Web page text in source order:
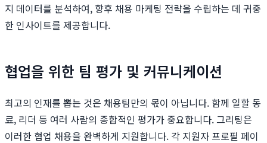
지 데이터를 분석하여, 향후 채용 마케팅 전략을 수립하는 데 귀중
한 인사이트를 제공합니다.
협업을 위한 팀 평가 및 커뮤니케이션
최고의 인재를 뽑는 것은 채용팀만의 몫이 아닙니다. 함께 일할 동
료, 리더 등 여러 사람의 종합적인 평가가 중요합니다. 그리팅은
이러한 협업 채용을 완벽하게 지원합니다. 각 지원자 프로필 페이